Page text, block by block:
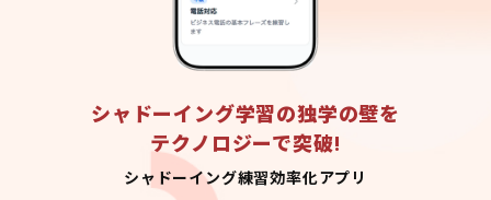
シャドーイング学習の独学の壁を
テクノロジーで突破!
シャドーイング練習効率化アプリ